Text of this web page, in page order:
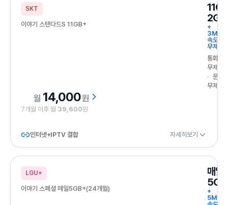
SKT
이야기 스탠다드S 11GB+
2GB
+
속도
무제한
통화
무제한
문자
무제한
14,000원
7개월 이후 월 39,600원
인터넷+IPTV 결합 자세히보기
LGU+
이야기 스페셜 매일5GB+(24개월)
매일
5GB
+